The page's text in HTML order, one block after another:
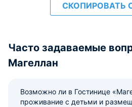
СКОПИРОВАТЬ
Часто задаваемые
Магеллан
Возможно ли в Гостинице
проживание с детьми и